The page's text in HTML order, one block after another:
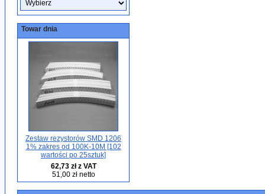
Towar dnia
Zestaw rezystorów SMD 1206
1% zakres od 100K-10M [102
wartości po 25sztuk]
62,73 zł z VAT
51,00 zł netto